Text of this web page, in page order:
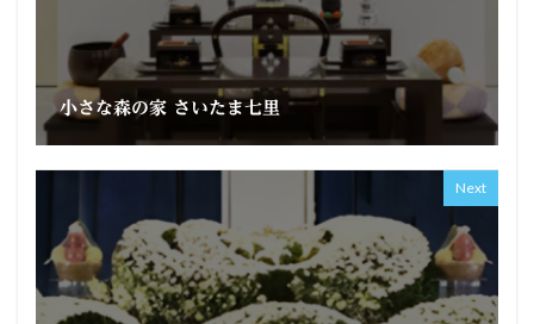
小さな森の家 さいたま七里
Next